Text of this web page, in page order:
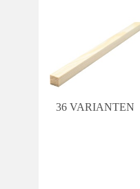
36 VARIANTEN